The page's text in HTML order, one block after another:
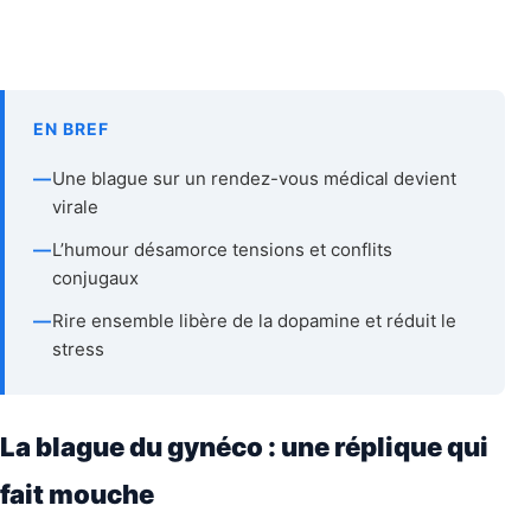
EN BREF
—Une blague sur un rendez-vous médical devient
virale
—L’humour désamorce tensions et conflits
conjugaux
—Rire ensemble libère de la dopamine et réduit le
stress
La blague du gynéco : une réplique qui
fait mouche